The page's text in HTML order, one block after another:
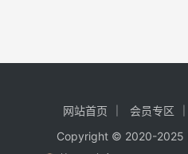
网站首页 会员专区
Copyright © 2020-2025